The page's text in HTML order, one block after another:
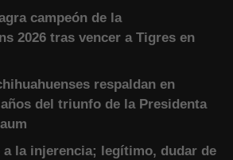
campeón de la
2026 tras vencer a Tigres en
respaldan en
del triunfo de la Presidenta
a la injerencia; legítimo, dudar de